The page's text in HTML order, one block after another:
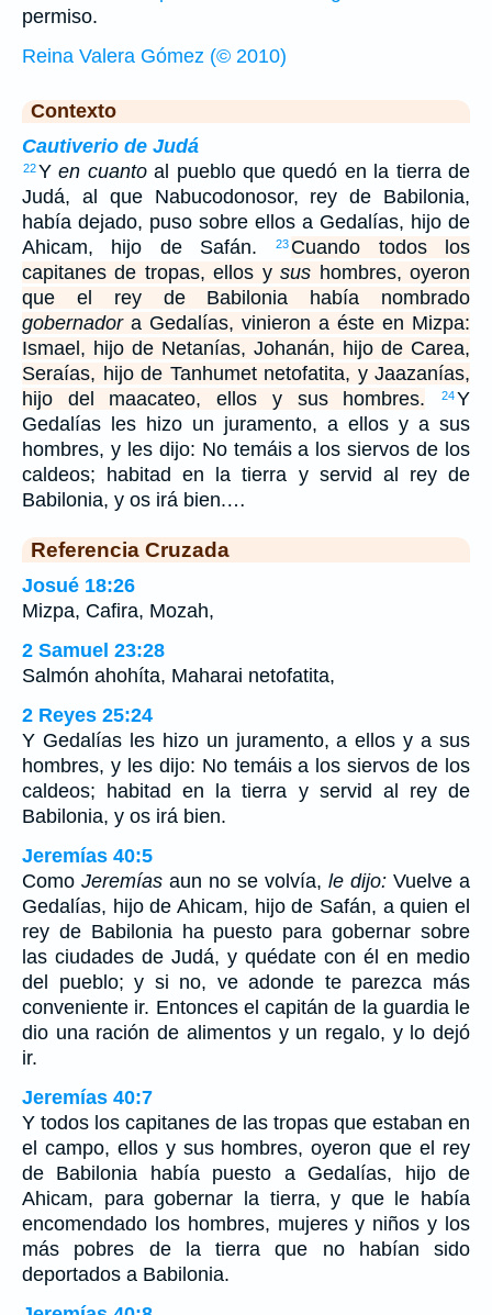
permiso.
Reina Valera Gómez (© 2010)
Contexto
Cautiverio de Judá
22Yen cuantoal pueblo que quedó en la tierra de
Judá, al que Nabucodonosor, rey de Babilonia,
había dejado, puso sobre ellos a Gedalías, hijo de
Ahicam, hijo de Safán.
23 Cuando todos los
capitanes de tropas, ellos ysus hombres, oyeron
que el rey de Babilonia había nombrado
gobernadora Gedalías, vinieron a éste en Mizpa:
Ismael, hijo de Netanías, Johanán, hijo de Carea,
Seraías, hijo de Tanhumet netofatita, y Jaazanías,
hijo del maacateo, ellos y sus hombres.
24Y
Gedalías les hizo un juramento, a ellos y a sus
hombres, y les dijo: No temáis a los siervos de los
caldeos; habitad en la tierra y servid al rey de
Babilonia, y os irá bien.…
Referencia Cruzada
Josué 18:26
Mizpa, Cafira, Mozah,
2 Samuel 23:28
Salmón ahohíta, Maharai netofatita,
2 Reyes 25:24
Y Gedalías les hizo un juramento, a ellos y a sus
hombres, y les dijo: No temáis a los siervos de los
caldeos; habitad en la tierra y servid al rey de
Babilonia, y os irá bien.
Jeremías 40:5
Como Jeremías aun no se volvía, le dijo: Vuelve a
Gedalías, hijo de Ahicam, hijo de Safán, a quien el
rey de Babilonia ha puesto para gobernar sobre
las ciudades de Judá, y quédate con él en medio
del pueblo; y si no, ve adonde te parezca más
conveniente ir. Entonces el capitán de la guardia le
dio una ración de alimentos y un regalo, y lo dejó
ir.
Jeremías 40:7
Y todos los capitanes de las tropas que estaban en
el campo, ellos y sus hombres, oyeron que el rey
de Babilonia había puesto a Gedalías, hijo de
Ahicam, para gobernar la tierra, y que le había
encomendado los hombres, mujeres y niños y los
más pobres de la tierra que no habían sido
deportados a Babilonia.